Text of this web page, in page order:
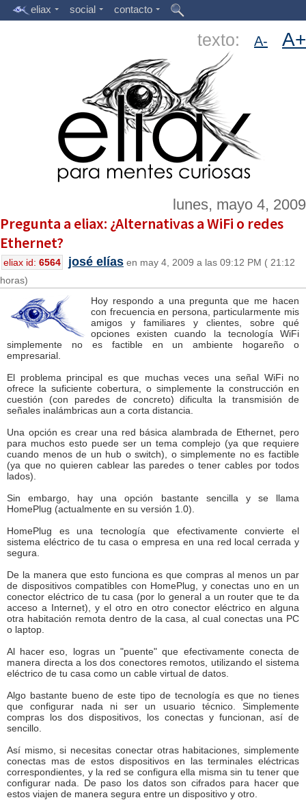
eliax social contacto
texto: A- A+
lunes, mayo 4, 2009
Pregunta a eliax: ¿Alternativas a WiFi o redes
Ethernet?
eliax id: 6564 josé elías en may 4, 2009 a las 09:12 PM ( 21:12
horas)
Hoy respondo a una pregunta que me hacen
con frecuencia en persona, particularmente mis
amigos y familiares y clientes, sobre qué
opciones existen cuando la tecnología WiFi
simplemente no es factible en un ambiente hogareño o
empresarial.
El problema principal es que muchas veces una señal WiFi no
ofrece la suficiente cobertura, o simplemente la construcción en
cuestión (con paredes de concreto) dificulta la transmisión de
señales inalámbricas aun a corta distancia.
Una opción es crear una red básica alambrada de Ethernet, pero
para muchos esto puede ser un tema complejo (ya que requiere
cuando menos de un hub o switch), o simplemente no es factible
(ya que no quieren cablear las paredes o tener cables por todos
lados).
Sin embargo, hay una opción bastante sencilla y se llama
HomePlug (actualmente en su versión 1.0).
HomePlug es una tecnología que efectivamente convierte el
sistema eléctrico de tu casa o empresa en una red local cerrada y
segura.
De la manera que esto funciona es que compras al menos un par
de dispositivos compatibles con HomePlug, y conectas uno en un
conector eléctrico de tu casa (por lo general a un router que te da
acceso a Internet), y el otro en otro conector eléctrico en alguna
otra habitación remota dentro de la casa, al cual conectas una PC
o laptop.
Al hacer eso, logras un "puente" que efectivamente conecta de
manera directa a los dos conectores remotos, utilizando el sistema
eléctrico de tu casa como un cable virtual de datos.
Algo bastante bueno de este tipo de tecnología es que no tienes
que configurar nada ni ser un usuario técnico. Simplemente
compras los dos dispositivos, los conectas y funcionan, así de
sencillo.
Así mismo, si necesitas conectar otras habitaciones, simplemente
conectas mas de estos dispositivos en las terminales eléctricas
correspondientes, y la red se configura ella misma sin tu tener que
configurar nada. De paso los datos son cifrados para hacer que
estos viajen de manera segura entre un dispositivo y otro.